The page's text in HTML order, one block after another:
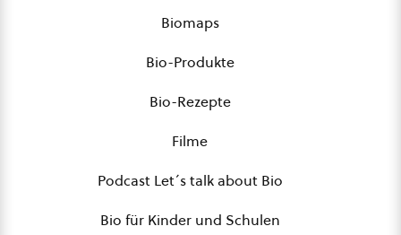
Biomaps
Bio-Produkte
Bio-Rezepte
Filme
Podcast Let´s talk about Bio
Bio für Kinder und Schulen